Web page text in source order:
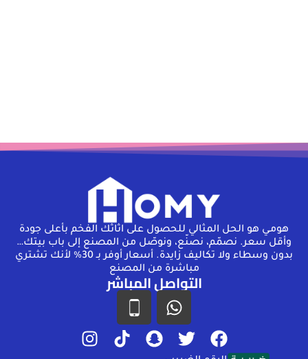
هومـي هو الحل المثالي للحصول على اثاثك الفخم بأعلى جودة
وأقل سعر. نصمّم، نصنّع، ونوصّل من المصنع إلى باب بيتك…
بدون وسطاء ولا تكاليف زايدة. أسعار أوفر بـ 30% لأنك تشتري
مباشرة من المصنع
التواصل المباشر